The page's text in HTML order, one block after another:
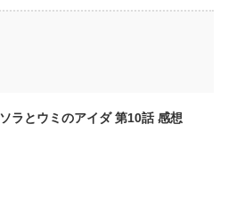
ソラとウミのアイダ 第10話 感想